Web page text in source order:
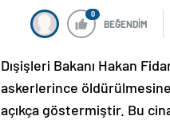
0
BEĞENDİM
Dışişleri Bakanı Hakan
askerlerince öldürülmesine
açıkça göstermiştir. Bu